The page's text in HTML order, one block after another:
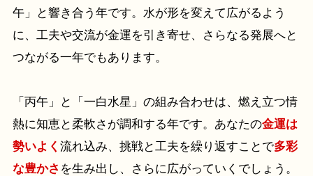
午」と響き合う年です。水が形を変えて広がるよう
に、工夫や交流が金運を引き寄せ、さらなる発展へと
つながる一年でもあります。
「丙午」と「一白水星」の組み合わせは、燃え立つ情
熱に知恵と柔軟さが調和する年です。あなたの金運は
勢いよく 流れ込み、挑戦と工夫を繰り返すことで多彩
な豊かさ を生み出し、さらに広がっていくでしょう。